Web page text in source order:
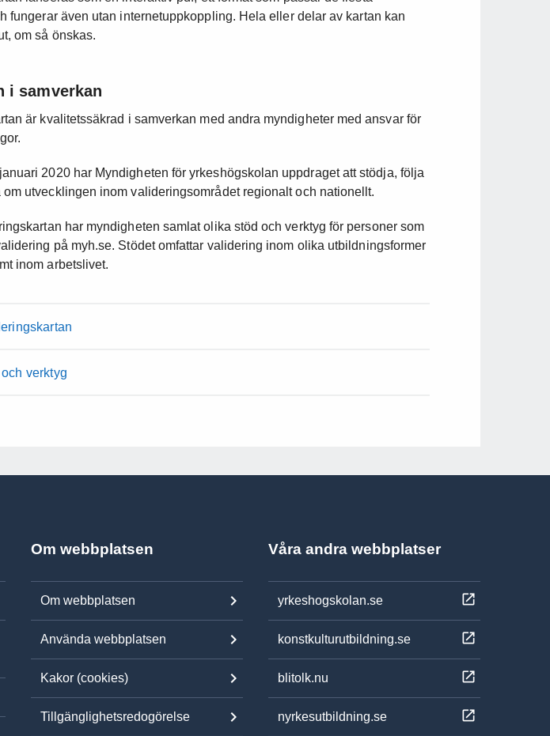
fungerar även utan internetuppkoppling. Hela eller delar av kartan kan
om så önskas.
i samverkan
är kvalitetssäkrad i samverkan med andra myndigheter med ansvar för
2020 har Myndigheten för yrkeshögskolan uppdraget att stödja, följa
om utvecklingen inom valideringsområdet regionalt och nationellt.
har myndigheten samlat olika stöd och verktyg för personer som
på myh.se. Stödet omfattar validering inom olika utbildningsformer
inom arbetslivet.
verktyg
Om webbplatsen
Om webbplatsen
Använda webbplatsen
Kakor (cookies)
Tillgänglighetsredogörelse
Våra andra webbplatser
yrkeshogskolan.se
konstkulturutbildning.se
blitolk.nu
nyrkesutbildning.se